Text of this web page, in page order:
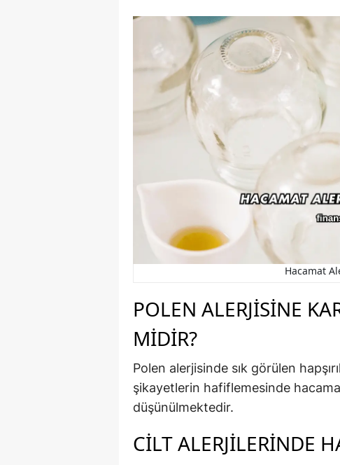
Hacamat
POLEN ALERJISINE
MIDIR?
Polen alerjisinde sık görülen
şikayetlerin hafiflemesinde
düşünülmektedir.
CILT ALERJILERINDE